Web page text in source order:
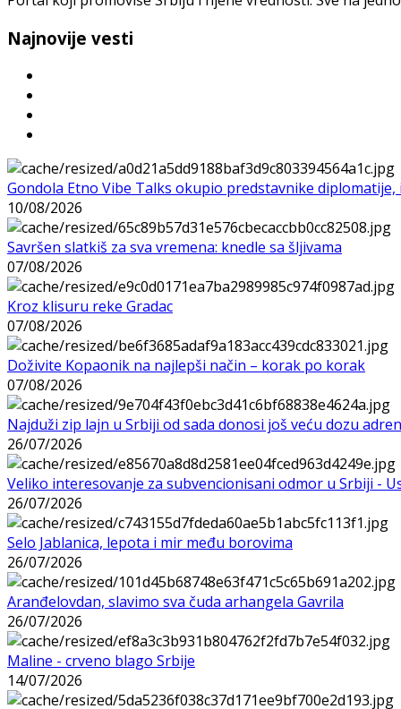
Najnovije vesti
Gondola Etno Vibe Talks okupio predstavnike
10/08/2026
Savršen slatkiš za sva vremena: knedle sa šljivama
07/08/2026
Kroz klisuru reke Gradac
07/08/2026
Doživite Kopaonik na najlepši način – korak po korak
07/08/2026
Najduži zip lajn u Srbiji od sada donosi još veću dozu
26/07/2026
Veliko interesovanje za subvencionisani odmor u Srbiji -
26/07/2026
Selo Jablanica, lepota i mir među borovima
26/07/2026
Aranđelovdan, slavimo sva čuda arhangela Gavrila
26/07/2026
Maline - crveno blago Srbije
14/07/2026